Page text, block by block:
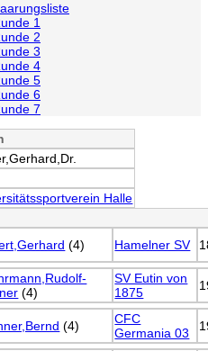
1
2
3
4
5
6
7
Halle
(4) Hamelner SV
(4)
SV Eutin von
1875
(4)
CFC
Germania 03